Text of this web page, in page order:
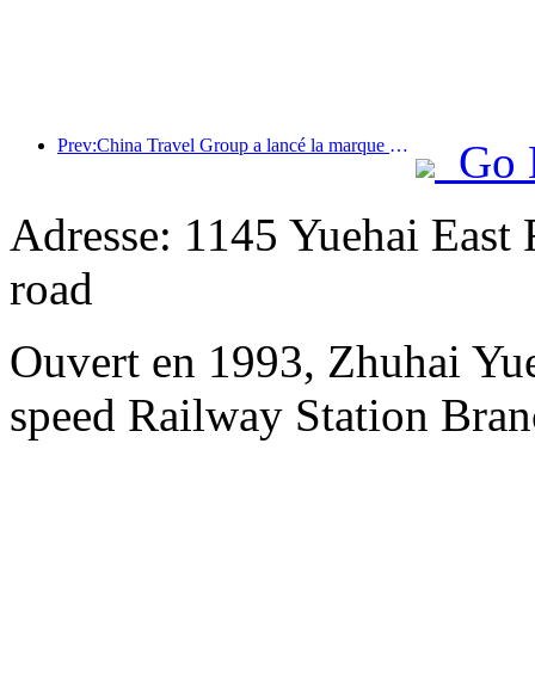
Prev:China Travel Group a lancé la marque « China Travel Good Times » pour se développer sur le marché du tourisme senior.
Go
Adresse: 1145 Yuehai
road
Ouvert en 1993, Zhuhai
speed Railway Station